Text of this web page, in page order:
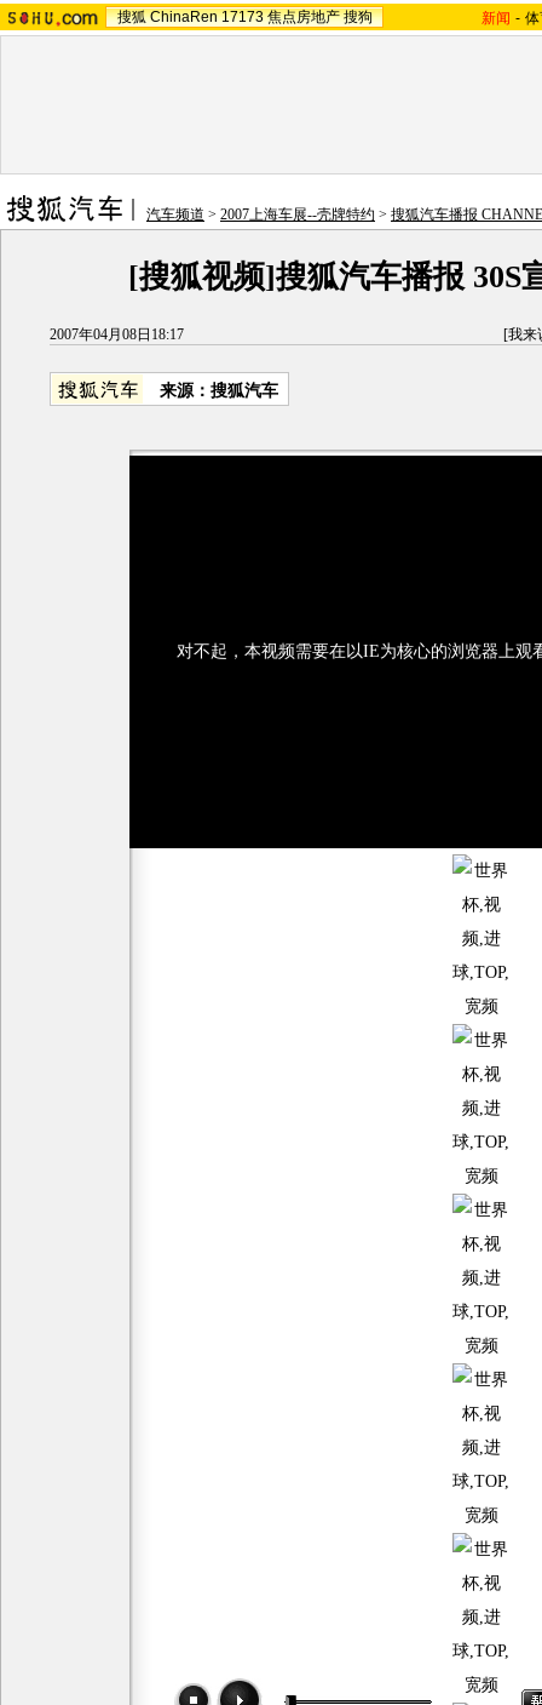
搜狐 ChinaRen 17173 焦点房地产 搜狗 新闻 -
汽车频道 > 2007上海车展--壳牌特约 > 搜狐汽车播报
[搜狐视频]搜狐汽车播报 30S
2007年04月08日18:17 [我来
来源：搜狐汽车
对不起，本视频需要在以IE为核心的浏览器上观